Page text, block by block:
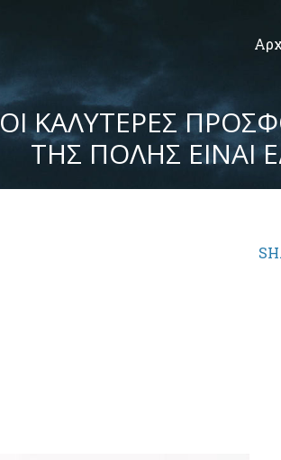
ΟΙ ΚΑΛΥΤΕΡΕΣ
ΤΗΣ ΠΟΛΗΣ ΕΙΝΑΙ